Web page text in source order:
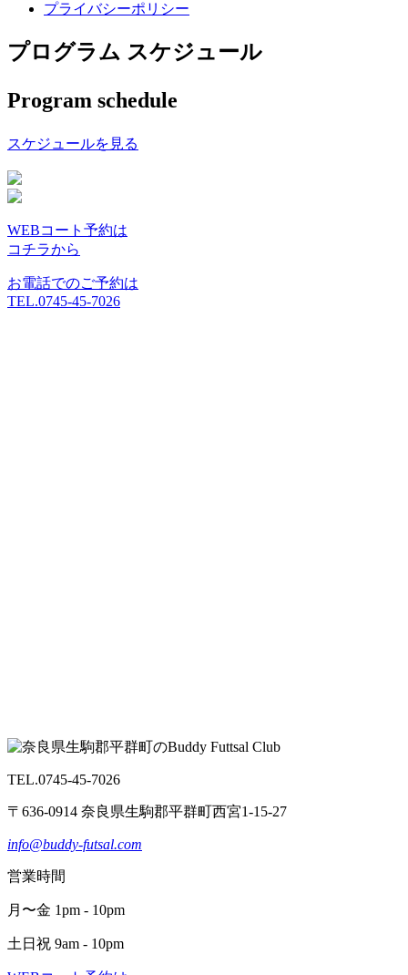
プライバシーポリシー
プログラム スケジュール
Program schedule
スケジュールを見る
WEBコート予約は
コチラから
お電話でのご予約は
TEL.0745-45-7026
TEL.0745-45-7026
〒636-0914 奈良県生駒郡平群町西宮1-15-27
info@buddy-futsal.com
営業時間
月〜金 1pm - 10pm
土日祝 9am - 10pm